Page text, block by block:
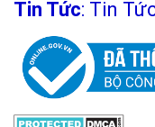
Tin Tức: Tin